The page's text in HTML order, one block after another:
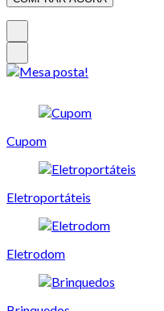
Cupom
Eletroportáteis
Eletrodom